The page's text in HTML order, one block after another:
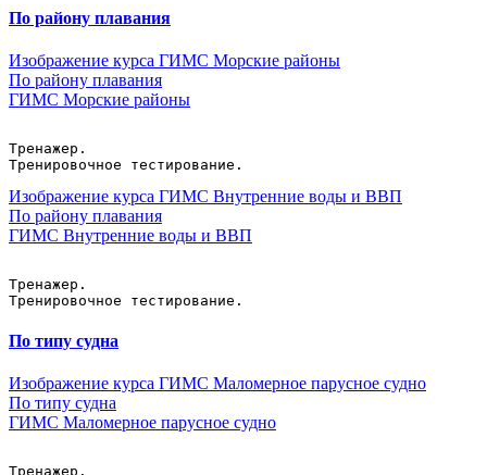
По району плавания
Изображение курса ГИМС Морские районы
По району плавания
ГИМС Морские районы
Тренажер.
Тренировочное тестирование.
Изображение курса ГИМС Внутренние воды и ВВП
По району плавания
ГИМС Внутренние воды и ВВП
Тренажер.
Тренировочное тестирование.
По типу судна
Изображение курса ГИМС Маломерное парусное судно
По типу судна
ГИМС Маломерное парусное судно
Тренажер.